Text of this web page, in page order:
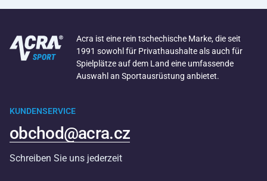
Acra ist eine rein tschechische Marke, die seit
1991 sowohl für Privathaushalte als auch für
Spielplätze auf dem Land eine umfassende
Auswahl an Sportausrüstung anbietet.
KUNDENSERVICE
obchod@acra.cz
Schreiben Sie uns jederzeit